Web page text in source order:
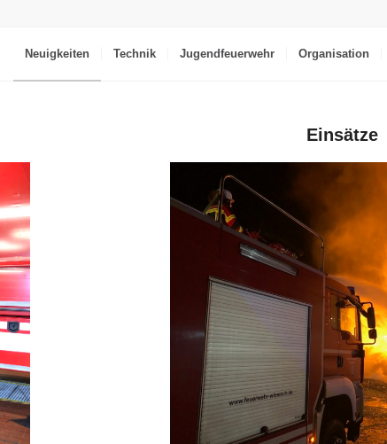
Neuigkeiten Technik Jugendfeuerwehr Organisation
Einsätze